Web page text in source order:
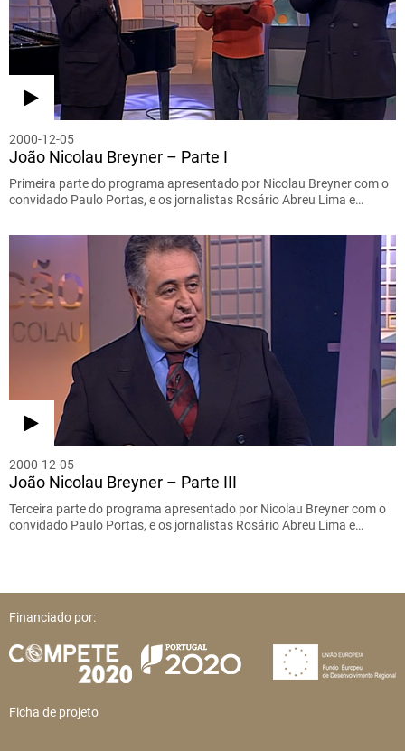
2000-12-05
João Nicolau Breyner – Parte I
Primeira parte do programa apresentado por Nicolau Breyner com o
convidado Paulo Portas, e os jornalistas Rosário Abreu Lima e…
2000-12-05
João Nicolau Breyner – Parte III
Terceira parte do programa apresentado por Nicolau Breyner com o
convidado Paulo Portas, e os jornalistas Rosário Abreu Lima e…
Financiado por:
Ficha de projeto